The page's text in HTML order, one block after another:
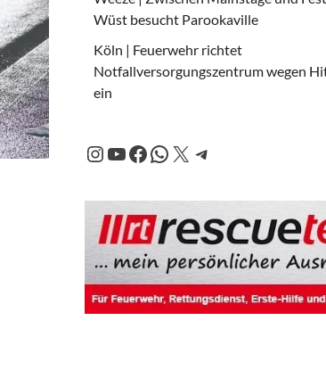
Wüst besucht Parookaville
Köln | Feuerwehr richtet
Notfallversorgungszentrum wegen
ein